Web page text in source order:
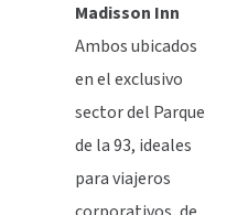
Madisson Inn
Ambos ubicados
en el exclusivo
sector del Parque
de la 93, ideales
para viajeros